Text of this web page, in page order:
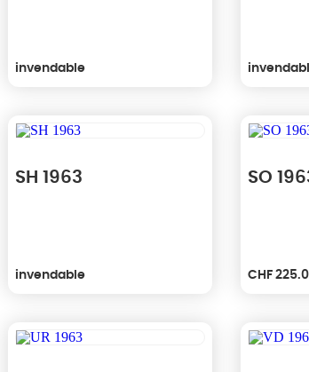
invendable
SH 1963
invendable
SO
CHF